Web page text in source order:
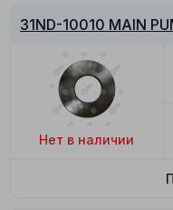
31ND-10010 MAIN
Нет в наличии